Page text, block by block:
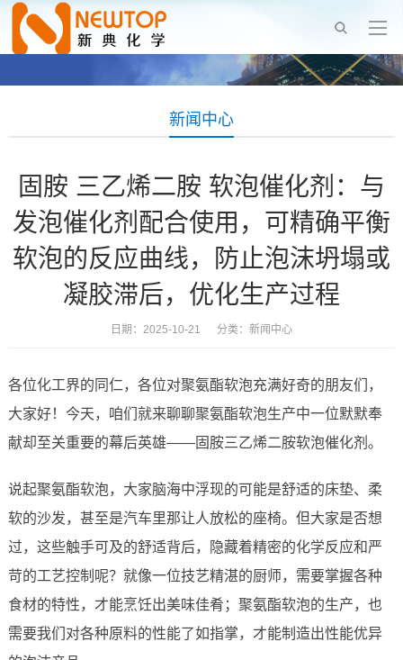
新闻中心
固胺 三乙烯二胺 软泡催化剂：与
发泡催化剂配合使用，可精确平衡
软泡的反应曲线，防止泡沫坍塌或
凝胶滞后，优化生产过程
日期：2025-10-21 分类： 新闻中心
各位化工界的同仁，各位对聚氨酯软泡充满好奇的朋友们，
大家好！今天，咱们就来聊聊聚氨酯软泡生产中一位默默奉
献却至关重要的幕后英雄——固胺三乙烯二胺软泡催化剂。
说起聚氨酯软泡，大家脑海中浮现的可能是舒适的床垫、柔
软的沙发，甚至是汽车里那让人放松的座椅。但大家是否想
过，这些触手可及的舒适背后，隐藏着精密的化学反应和严
苛的工艺控制呢？就像一位技艺精湛的厨师，需要掌握各种
食材的特性，才能烹饪出美味佳肴；聚氨酯软泡的生产，也
需要我们对各种原料的性能了如指掌，才能制造出性能优异